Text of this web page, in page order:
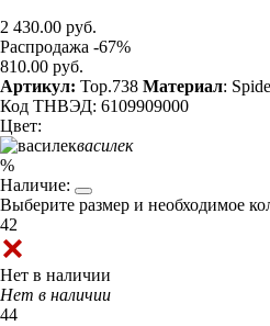
2 430.00 руб.
Распродажа -67%
810.00 руб.
Артикул: Top.738 Материал:
Код ТНВЭД: 6109909000
Цвет:
василек
%
Наличие:
Выберите размер и необходимое
42
Нет в наличии
Нет в наличии
44